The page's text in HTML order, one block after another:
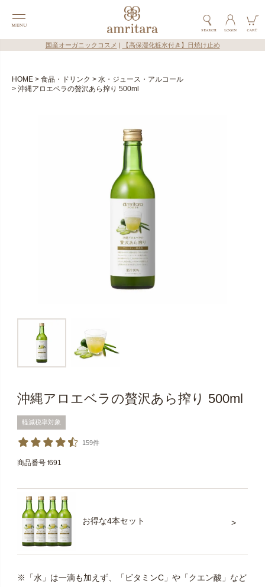
国産オーガニックコスメ 【高保湿化粧水付き】日焼け止め
HOME 食品・ドリンク
水・ジュース・アルコール
沖縄アロエベラの贅沢あら搾り 500ml
沖縄アロエベラの贅沢あら搾り 500ml
軽減税率対象
159件
商品番号 f691
お得な4本セット
※「水」は一滴も加えず、「ビタミンC」や「クエン酸」など